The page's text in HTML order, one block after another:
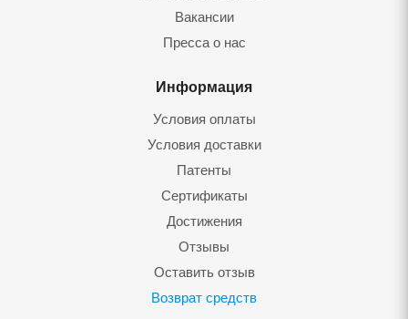
Вакансии
Пресса о нас
Информация
Условия оплаты
Условия доставки
Патенты
Сертификаты
Достижения
Отзывы
Оставить отзыв
Возврат средств